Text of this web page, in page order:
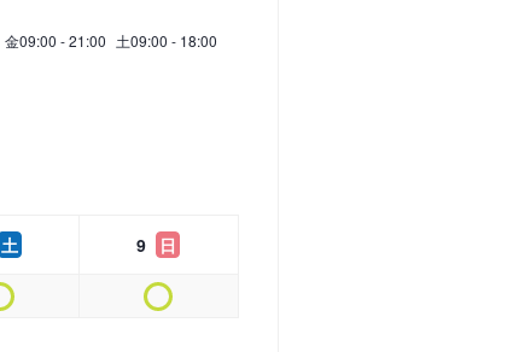
金09:00 - 21:00 土09:00 - 18:00
土 9 日